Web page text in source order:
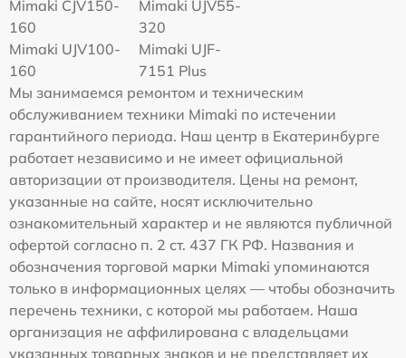
Mimaki СJV150-
160
Mimaki UJV55-
320
Mimaki UJV100-
160
Mimaki UJF-
7151 Plus
Мы занимаемся ремонтом и техническим
обслуживанием техники Mimaki по истечении
гарантийного периода. Наш центр в Екатеринбурге
работает независимо и не имеет официальной
авторизации от производителя. Цены на ремонт,
указанные на сайте, носят исключительно
ознакомительный характер и не являются публичной
офертой согласно п. 2 ст. 437 ГК РФ. Названия и
обозначения торговой марки Mimaki упоминаются
только в информационных целях — чтобы обозначить
перечень техники, с которой мы работаем. Наша
организация не аффилирована с владельцами
указанных товарных знаков и не представляет их